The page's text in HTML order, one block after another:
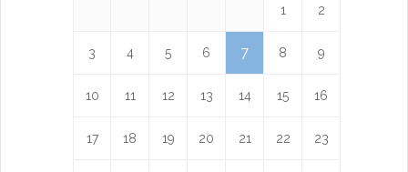
1 2
3 4 5 6 7 8 9
10 11 12 13 14 15 16
17 18 19 20 21 22 23